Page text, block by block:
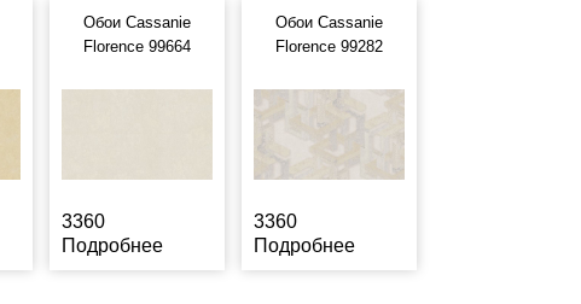
Обои Cassanie
Florence 99664
3360
Подробнее
Обои Cassanie
Florence 99282
3360
Подробнее